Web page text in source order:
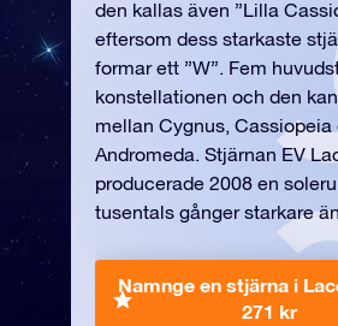
den kallas även ”Lilla
eftersom dess starkaste
formar ett ”W”. Fem
konstellationen och den
mellan Cygnus, Cassiopeia
Andromeda. Stjärnan EV
producerade 2008 en
tusentals gånger starkare
Namnge en stjärna i
271 kr